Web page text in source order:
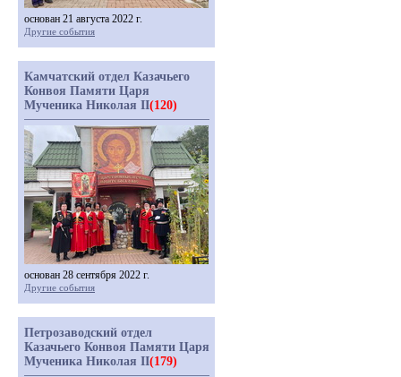
основан 21 августа 2022 г.
Другие события
Камчатский отдел Казачьего
Конвоя Памяти Царя
Мученика Николая II(120)
основан 28 сентября 2022 г.
Другие события
Петрозаводский отдел
Казачьего Конвоя Памяти Царя
Мученика Николая II(179)